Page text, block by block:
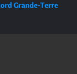
Grande-Terre